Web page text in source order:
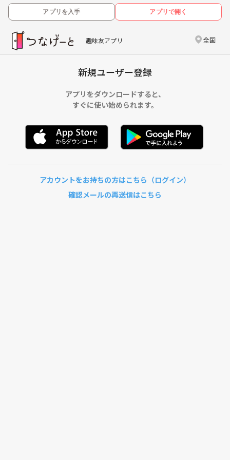
アプリを入手 アプリで開く
趣味友アプリ 全国
新規ユーザー登録
アプリをダウンロードすると、
すぐに使い始められます。
アカウントをお持ちの方はこちら（ログイン）
確認メールの再送信はこちら